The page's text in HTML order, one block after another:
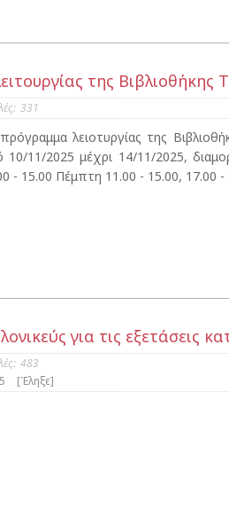
της
331
λειοτυργίας της
10/11/2025 μέχρι 14/11/2025,
- 15.00 Πέμπτη 11.00 - 15.00, 17.00
για τις εξετάσεις
483
[Έληξε]